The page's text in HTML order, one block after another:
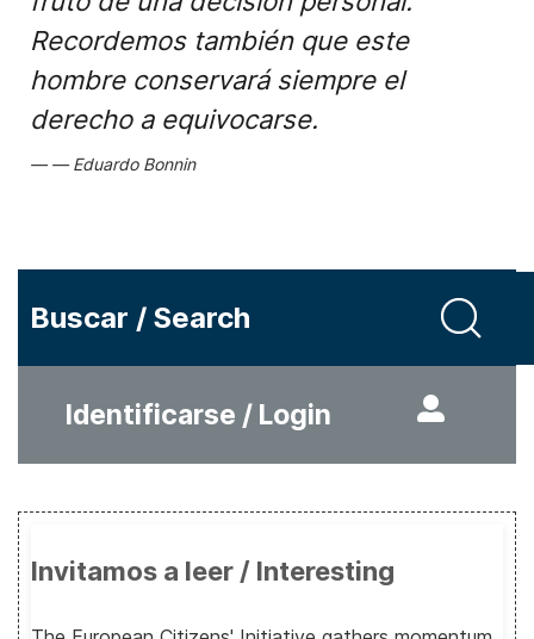
Recordemos también que este
hombre conservará siempre el
derecho a equivocarse.
Eduardo Bonnin
Buscar / Search
Identificarse / Login
Invitamos a leer / Interesting